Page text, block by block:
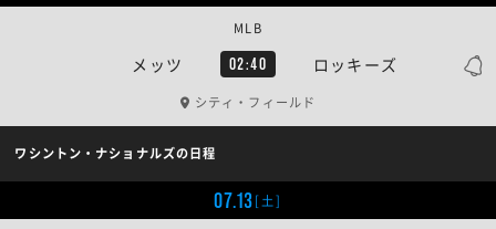
メッツ 02:40 ロッキーズ
MLB
シティ・フィールド
ワシントン・ナショナルズの日程
07.13[土]